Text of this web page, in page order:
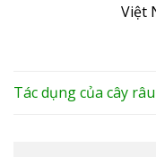
Việt
Tác dụng của cây